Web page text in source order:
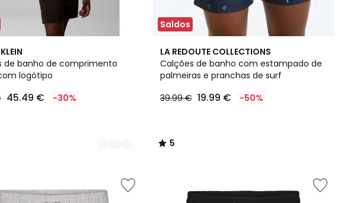
de banho de comprimento
logótipo
45.49 € -30%
Saldos
LA REDOUTE COLLECTIONS
Calções de banho com estampado de
palmeiras e pranchas de surf
39.99 € 19.99 € -50%
5
/
5
5
/